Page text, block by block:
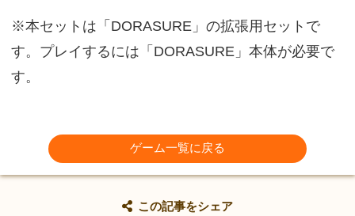
※本セットは「DORASURE」の拡張用セットで
す。プレイするには「DORASURE」本体が必要で
す。
ゲーム一覧に戻る
この記事をシェア